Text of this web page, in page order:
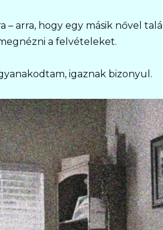
– arra, hogy egy másik nővel
a felvételeket.
igaznak bizonyul.